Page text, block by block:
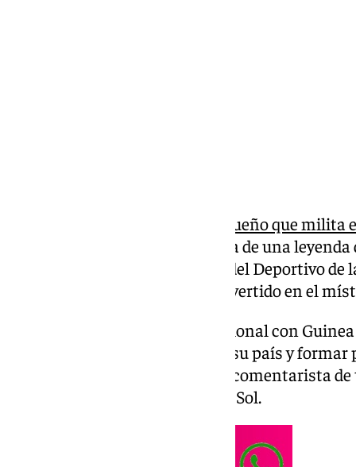
UD San Pedro, equipo malagueño que milita
tiene nuevo entrenador. Se trata de una
Rodolfo Bodipo. Ex entre otros del Deportivo
Recreativo de Huelva se ha convertido en el
El que fuera delantero internacional con
la estructura de la selección de su país y
Mancha Real. También ha sido comentarista
en este proyecto en la Costa del Sol.